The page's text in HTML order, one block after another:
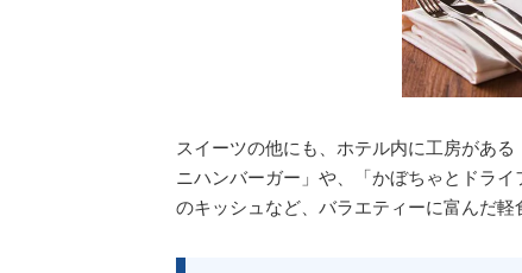
スイーツの他にも、ホテル内に工房があ
ニハンバーガー」や、「かぼちゃとドラ
のキッシュなど、バラエティーに富んだ軽